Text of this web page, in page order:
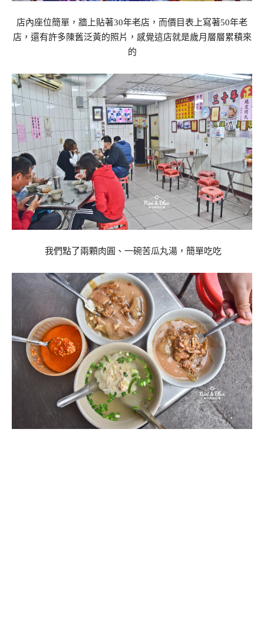
店內座位簡單，牆上貼著30年老店，而價目表上寫著50年老
店，還有許多陳舊泛黃的照片，感覺這店就是歲月層層累積來
的
我們點了兩顆肉圓、一碗苦瓜丸湯，簡單吃吃